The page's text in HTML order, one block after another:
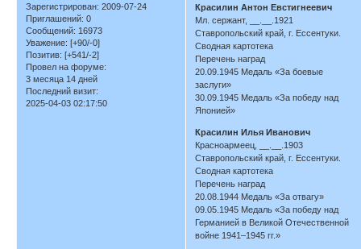
Зарегистрирован: 2009-07-24
Приглашений: 0
Сообщений: 16973
Уважение: [+90/-0]
Позитив: [+541/-2]
Провел на форуме:
3 месяца 14 дней
Последний визит:
2025-04-03 02:17:50
Красилин Антон Евстигнеевич
Мл. сержант, __.__.1921
Ставропольский край, г. Ессентуки.
Сводная картотека
Перечень наград
20.09.1945 Медаль «За боевые
заслуги»
30.09.1945 Медаль «За победу над
Японией»
Красилин Илья Иванович
Красноармеец, __.__.1903
Ставропольский край, г. Ессентуки.
Сводная картотека
Перечень наград
20.08.1944 Медаль «За отвагу»
09.05.1945 Медаль «За победу над
Германией в Великой Отечественной
войне 1941–1945 гг.»